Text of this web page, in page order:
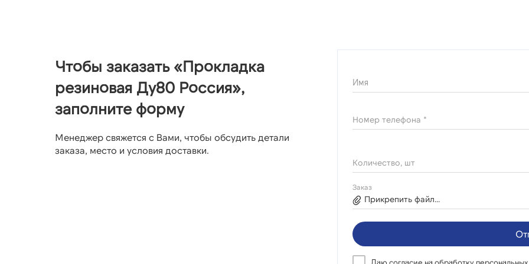
Чтобы заказать «Прокладка
резиновая Ду80 Россия»,
заполните форму
Менеджер свяжется с Вами, чтобы обсудить детали
заказа, место и условия доставки.
Имя
Номер телефона *
Количество, шт
Заказ
Прикрепить файл...